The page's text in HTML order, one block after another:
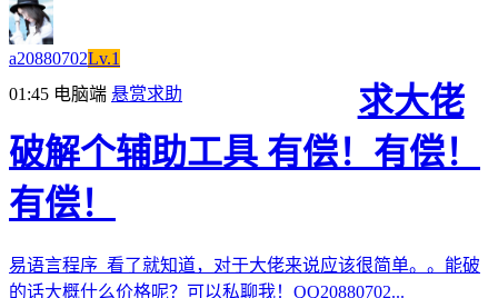
a20880702Lv.1
01:45 电脑端 悬赏求助
求大佬
破解个辅助工具 有偿！有偿！
有偿！
易语言程序 看了就知道，对于大佬来说应该很简单。。能破
的话大概什么价格呢？可以私聊我！QQ20880702...